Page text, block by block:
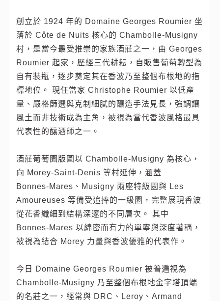
創立於 1924 年的 Domaine Georges Roumier 坐
落於 Côte de Nuits 核心的 Chambolle‑Musigny
村，是當今最受推崇的家族酒莊之一，由 Georges
Roumier 起家，歷經三代耕耘，自販售葡萄轉型為
自有裝瓶，逐步奠定其在香波乃至整個布根地的指
標地位。 現任當家 Christophe Roumier 以低產
量、嚴格篩選與克制細膩的釀造手法見長，強調讓
風土而非技術成為主角，被視為當代香波風格最具
代表性的釀酒師之一。
酒莊葡萄園版圖以 Chambolle‑Musigny 為核心，
向 Morey‑Saint‑Denis 等村延伸，涵蓋
Bonnes‑Mares、Musigny 兩座特級園與 Les
Amoureuses 等備受追捧的一級園，完整展現香波
從花香纖細到結構深邃的不同層次。 其中
Bonnes‑Mares 以綿密而有力的單寧與深度著稱，
被視為結合 Morey 力量與香波優雅的代表作。
今日 Domaine Georges Roumier 被普遍視為
Chambolle‑Musigny 乃至整個布根地金字塔頂端
的名莊之一，經常與 DRC、Leroy、Armand